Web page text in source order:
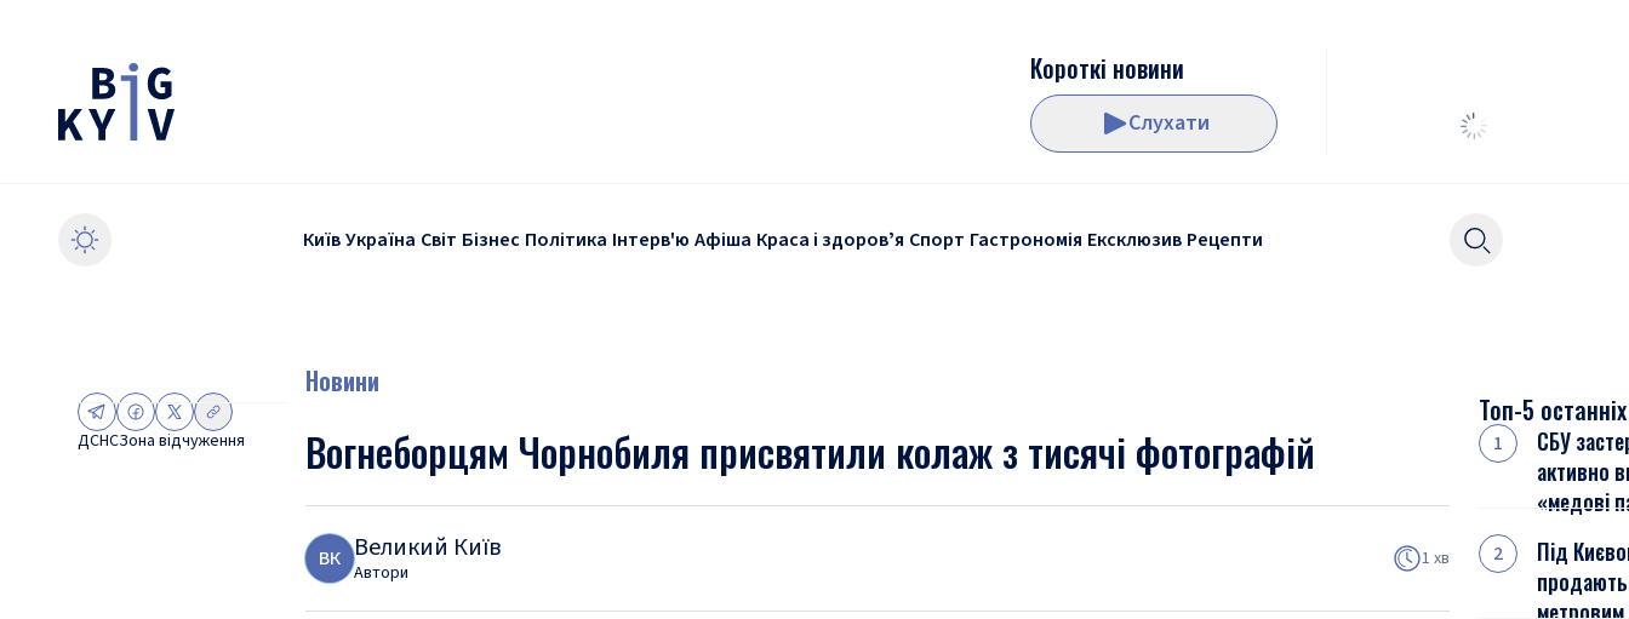
Короткі новини
Слухати
КиївУкраїна Світ Бізнес Політика Інтерв'ю Афіша Краса і здоровʼя Спорт Гастрономія Ексклюзив Рецепти
ДСНСЗона відчуження
Новини
Вогнеборцям Чорнобиля присвятили колаж з тисячі фотографій
ВК Великий Київ
Автори
1 хв
Топ-5
СБУ
активно
«медові
Під
метровим